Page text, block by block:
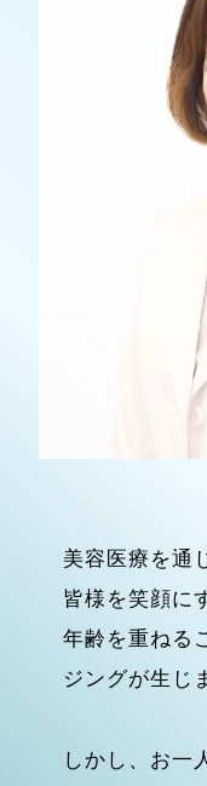
美容医療を通
皆様を笑顔に
年齢を重ねる
ジングが生じ
しかし、お一